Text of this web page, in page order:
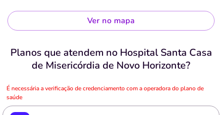
Ver no mapa
Planos que atendem no Hospital Santa Casa
de Misericórdia de Novo Horizonte?
É necessária a verificação de credenciamento com a operadora do plano de
saúde